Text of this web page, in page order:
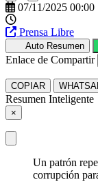
07/11/2025 00:00
Prensa Libre
Auto Resumen
Enlace de Compartir
COPIAR
Resumen Inteligente
×
Un patrón
corrupción